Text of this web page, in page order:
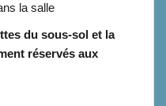
la salle
du sous-sol et la
réservés aux